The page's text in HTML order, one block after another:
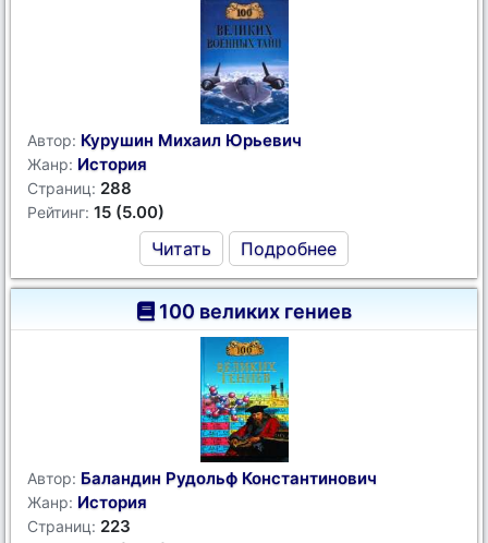
Автор: Курушин Михаил Юрьевич
Жанр: История
Страниц: 288
Рейтинг: 15 (5.00)
Читать Подробнее
100 великих гениев
Автор: Баландин Рудольф Константинович
Жанр: История
Страниц: 223